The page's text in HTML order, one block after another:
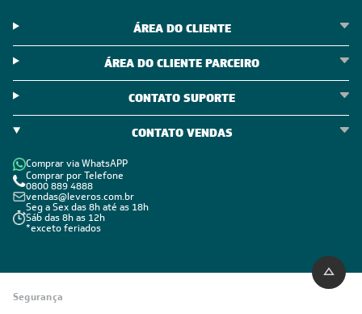
ÁREA DO CLIENTE
ÁREA DO CLIENTE PARCEIRO
CONTATO SUPORTE
CONTATO VENDAS
Comprar via WhatsAPP
Comprar por Telefone
0800 889 4888
vendas@leveros.com.br
Seg a Sex das 8h até as 18h
Sáb das 8h as 12h
*exceto feriados
Segurança